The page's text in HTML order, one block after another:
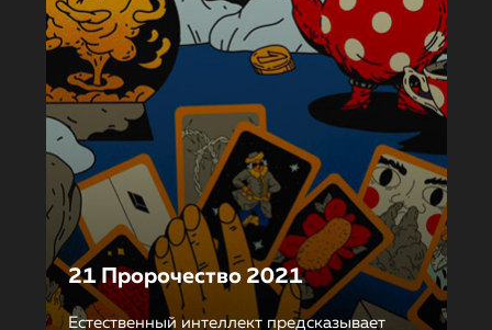
21 Пророчество 2021
Естественный интеллект предсказывает